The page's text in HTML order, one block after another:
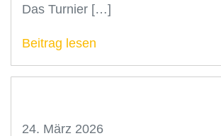
Das Turnier […]
Beitrag lesen
24. März 2026